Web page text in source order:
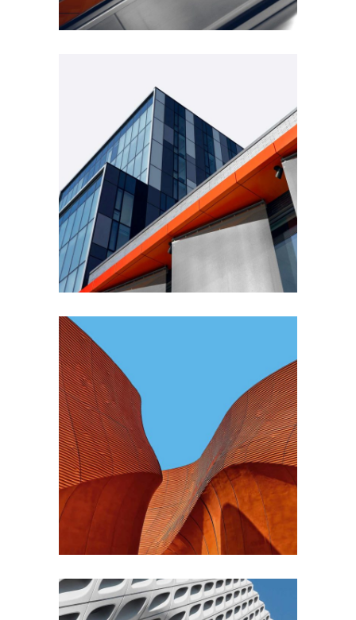
FORM
Mono Office
CONTEMPORARY INDUSTRIAL
Shapes Of Jeju